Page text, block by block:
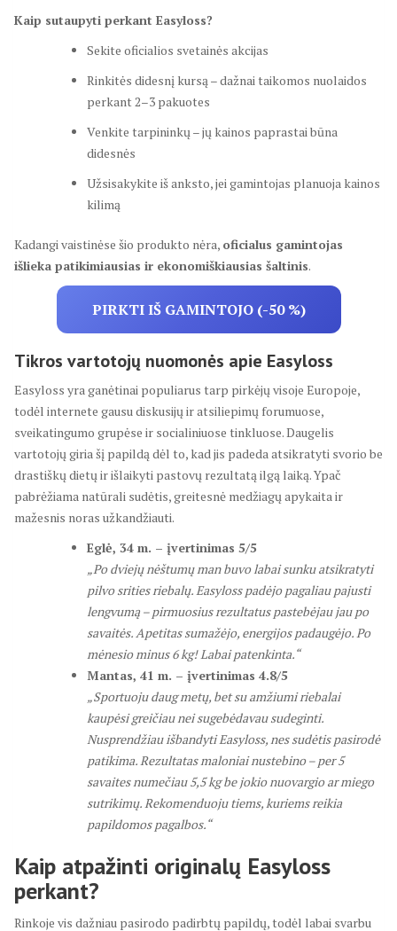
Kaip sutaupyti perkant Easyloss?
Sekite oficialios svetainės akcijas
Rinkitės didesnį kursą – dažnai taikomos nuolaidos
perkant 2–3 pakuotes
Venkite tarpininkų – jų kainos paprastai būna
didesnės
Užsisakykite iš anksto, jei gamintojas planuoja kainos
kilimą
Kadangi vaistinėse šio produkto nėra, oficialus gamintojas
išlieka patikimiausias ir ekonomiškiausias šaltinis.
PIRKTI IŠ GAMINTOJO (-50 %)
Tikros vartotojų nuomonės apie Easyloss
Easyloss yra ganėtinai populiarus tarp pirkėjų visoje Europoje,
todėl internete gausu diskusijų ir atsiliepimų forumuose,
sveikatingumo grupėse ir socialiniuose tinkluose. Daugelis
vartotojų giria šį papildą dėl to, kad jis padeda atsikratyti svorio be
drastiškų dietų ir išlaikyti pastovų rezultatą ilgą laiką. Ypač
pabrėžiama natūrali sudėtis, greitesnė medžiagų apykaita ir
mažesnis noras užkandžiauti.
Eglė, 34 m. – įvertinimas 5/5
„Po dviejų nėštumų man buvo labai sunku atsikratyti
pilvo srities riebalų. Easyloss padėjo pagaliau pajusti
lengvumą – pirmuosius rezultatus pastebėjau jau po
savaitės. Apetitas sumažėjo, energijos padaugėjo. Po
mėnesio minus 6 kg! Labai patenkinta.“
Mantas, 41 m. – įvertinimas 4.8/5
„Sportuoju daug metų, bet su amžiumi riebalai
kaupėsi greičiau nei sugebėdavau sudeginti.
Nusprendžiau išbandyti Easyloss, nes sudėtis pasirodė
patikima. Rezultatas maloniai nustebino – per 5
savaites numečiau 5,5 kg be jokio nuovargio ar miego
sutrikimų. Rekomenduoju tiems, kuriems reikia
papildomos pagalbos.“
Kaip atpažinti originalų Easyloss
perkant?
Rinkoje vis dažniau pasirodo padirbtų papildų, todėl labai svarbu